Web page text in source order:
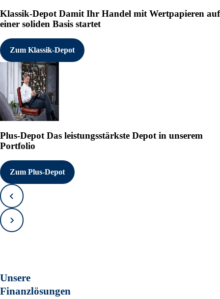
Klassik-DepotDamit Ihr Handel mit Wertpapieren auf
einer soliden Basis startet
Zum Klassik-Depot
Plus-Depot Das leistungsstärkste Depot in unserem
Portfolio
Zum Plus-Depot
Zurück
Vorwärts
Unsere
Finanzlösungen